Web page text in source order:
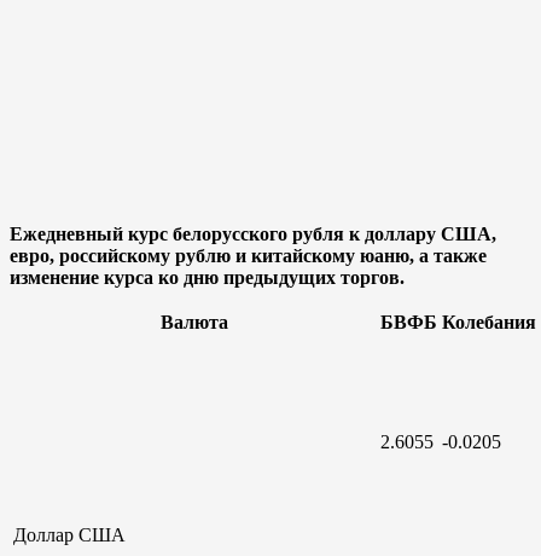
Ежедневный курс белорусского рубля к доллару США,
евро, российскому рублю и китайскому юаню, а также
изменение курса ко дню предыдущих торгов.
Валюта БВФБ Колебания
Доллар США
2.6055 -0.0205